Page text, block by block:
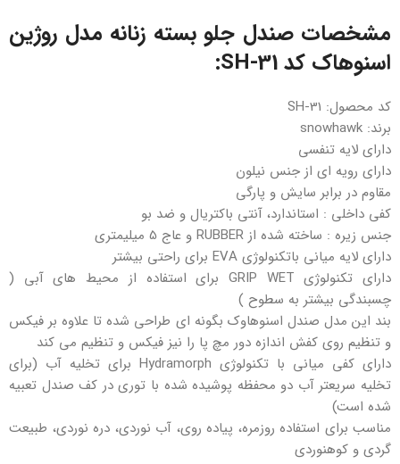
مشخصات صندل جلو بسته زنانه مدل روژین
اسنوهاک کد SH-31:
کد محصول: SH-31
برند: snowhawk
دارای لایه تنفسی
دارای رویه ای از جنس نیلون
مقاوم در برابر سایش و پارگی
کفی داخلی : استاندارد، آنتی باکتریال و ضد بو
جنس زیره : ساخته شده از RUBBER و عاج 5 میلیمتری
دارای لایه میانی باتکنولوژی EVA برای راحتی بیشتر
دارای تکنولوژی GRIP WET برای استفاده از محیط های آبی (
چسبندگی بیشتر به سطوح )
بند این مدل صندل اسنوهاوک بگونه ای طراحی شده تا علاوه بر فیکس
و تنظیم روی کفش اندازه دور مچ پا را نیز فیکس و تنظیم می کند
دارای کفی میانی با تکنولوژی Hydramorph برای تخلیه آب (برای
تخلیه سریعتر آب دو محفظه پوشیده شده با توری در کف صندل تعبیه
شده است)
مناسب برای استفاده روزمره، پیاده روی، آب نوردی، دره نوردی، طبیعت
گردی و کوهنوردی